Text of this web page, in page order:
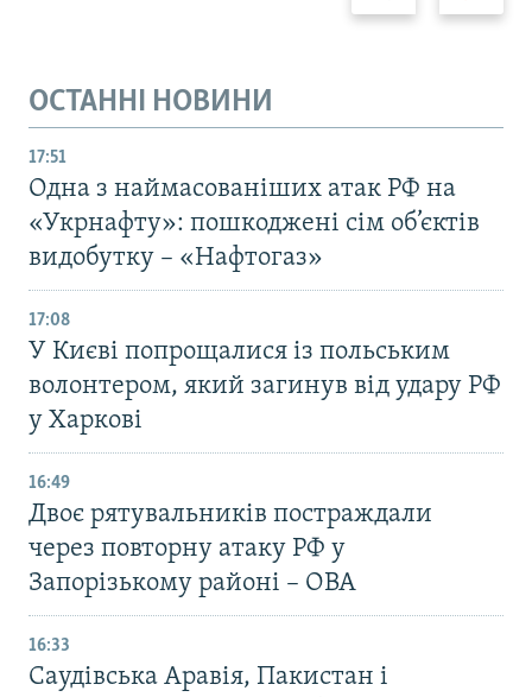
ОСТАННІ НОВИНИ
17:51
Одна з наймасованіших атак РФ на
«Укрнафту»: пошкоджені сім об’єктів
видобутку – «Нафтогаз»
17:08
У Києві попрощалися із польським
волонтером, який загинув від удару РФ
у Харкові
16:49
Двоє рятувальників постраждали
через повторну атаку РФ у
Запорізькому районі – ОВА
16:33
Саудівська Аравія, Пакистан і